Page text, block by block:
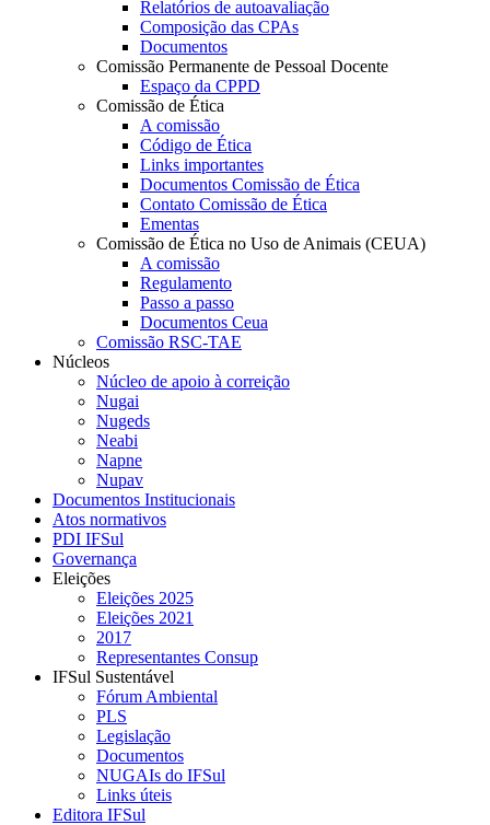
Relatórios de autoavaliação
Composição das CPAs
Documentos
Comissão Permanente de Pessoal Docente
Espaço da CPPD
Comissão de Ética
A comissão
Código de Ética
Links importantes
Documentos Comissão de Ética
Contato Comissão de Ética
Ementas
Comissão de Ética no Uso de Animais (CEUA)
A comissão
Regulamento
Passo a passo
Documentos Ceua
Comissão RSC-TAE
Núcleos
Núcleo de apoio à correição
Nugai
Nugeds
Neabi
Napne
Nupav
Documentos Institucionais
Atos normativos
PDI IFSul
Governança
Eleições
Eleições 2025
Eleições 2021
2017
Representantes Consup
IFSul Sustentável
Fórum Ambiental
PLS
Legislação
Documentos
NUGAIs do IFSul
Links úteis
Editora IFSul